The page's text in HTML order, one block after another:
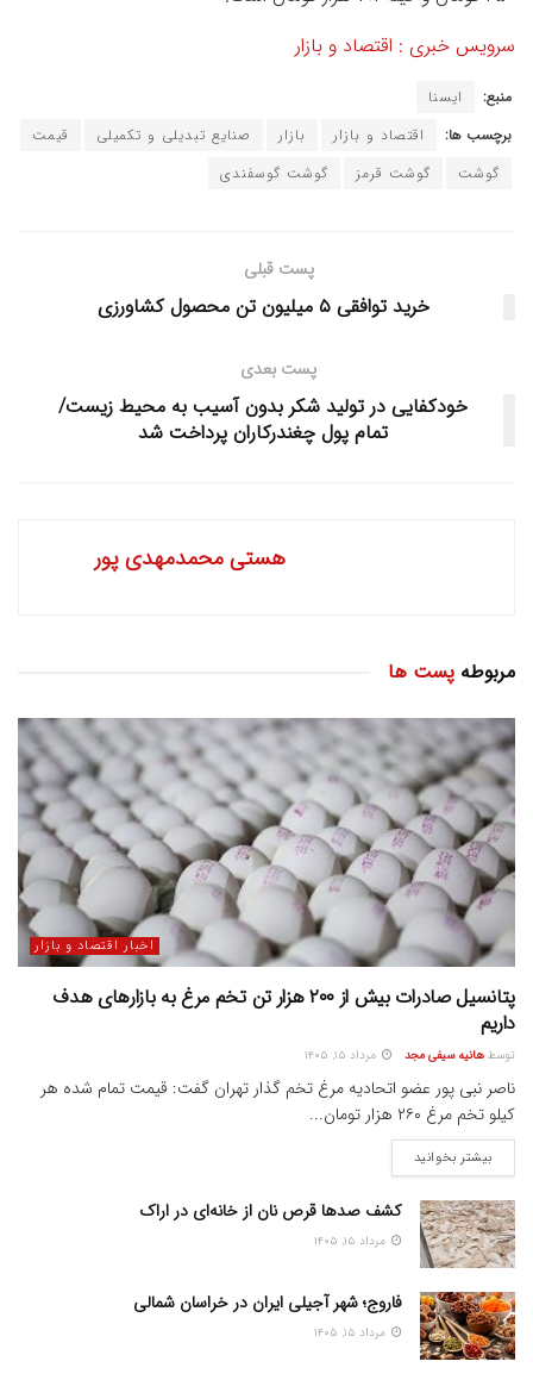
سرویس خبری : اقتصاد و بازار
منبع:
ایسنا
برچسب ها:
اقتصاد و بازار بازار صنایع تبدیلی و تکمیلی
قیمت
گوشت
گوشت قرمز گوشت گوسفندی
پست قبلی
خرید توافقی ۵ میلیون تن محصول کشاورزی
پست بعدی
خودکفایی در تولید شکر بدون آسیب به محیط زیست/
تمام پول چغندرکاران پرداخت شد
هستی محمدمهدی پور
مربوطه پست ها
اخبار اقتصاد و بازار
پتانسیل صادرات بیش از ۲۰۰ هزار تن تخم مرغ به بازار‌های هدف
داریم
توسط هانیه سیفی مجد مرداد ۱۵, ۱۴۰۵
ناصر نبی پور عضو اتحادیه مرغ تخم گذار تهران گفت: قیمت تمام شده هر
کیلو تخم مرغ ۲۶۰ هزار تومان...
بیشتر بخوانید
کشف صدها قرص نان از خانه‌ای در اراک
مرداد ۱۵, ۱۴۰۵
فاروج؛ شهر آجیلی ایران در خراسان شمالی
مرداد ۱۵, ۱۴۰۵